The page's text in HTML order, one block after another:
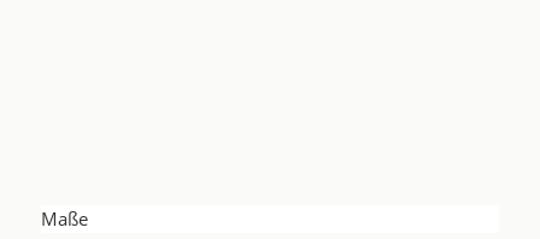
Maße